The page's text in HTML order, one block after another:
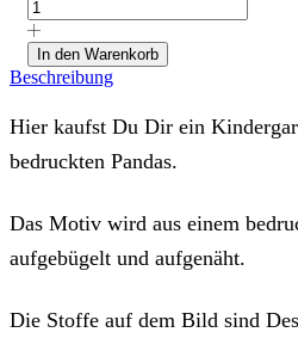
In den Warenkorb
Beschreibung
Hier kaufst Du Dir ein
bedruckten Pandas.
Das Motiv wird aus einem
aufgebügelt und aufgenäht.
Die Stoffe auf dem Bild sind